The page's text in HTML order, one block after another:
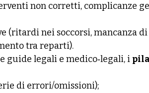
non corretti, complicanze
(ritardi nei soccorsi, mancanza
tra reparti).
guide legali e medico‑legali, i
di errori/omissioni);